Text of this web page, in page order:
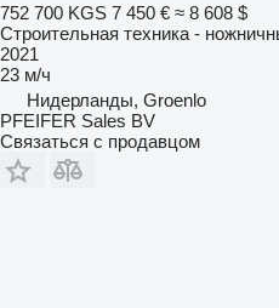
752 700 KGS 7 450 € ≈ 8 608 $
Строительная техника -
2021
23 м/ч
Нидерланды, Groenlo
PFEIFER Sales BV
Связаться с продавцом